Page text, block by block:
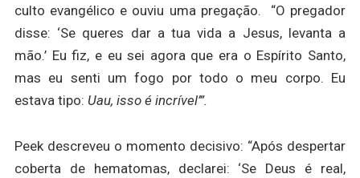
culto evangélico e ouviu uma pregação. “O pregador
disse: ‘Se queres dar a tua vida a Jesus, levanta a
mão.’ Eu fiz, e eu sei agora que era o Espírito Santo,
mas eu senti um fogo por todo o meu corpo. Eu
estava tipo: Uau, isso é incrível’”.
Peek descreveu o momento decisivo: “Após despertar
coberta de hematomas, declarei: ‘Se Deus é real,